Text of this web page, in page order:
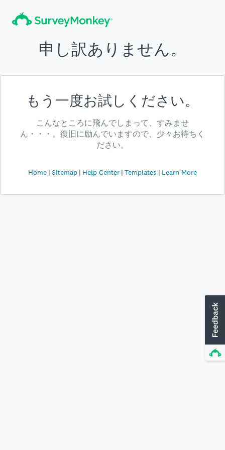
申し訳ありません。
もう一度お試しください。
こんなところに飛んでしまって、すみませ
ん・・・。復旧に励んでいますので、少々お待ちく
ださい。
Home Sitemap Help Center Templates Learn More